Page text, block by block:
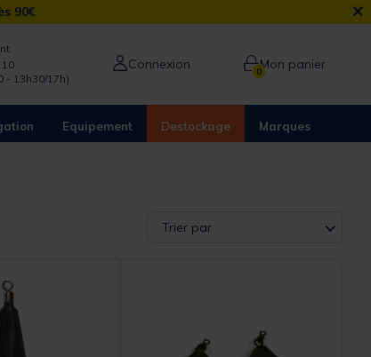
90€ ×
- 13h30/17h)
Connexion 0Mon panier
Equipement Destockage Marques
Trier par